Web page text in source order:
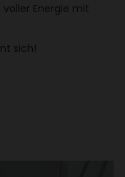
Energie mit
sich!